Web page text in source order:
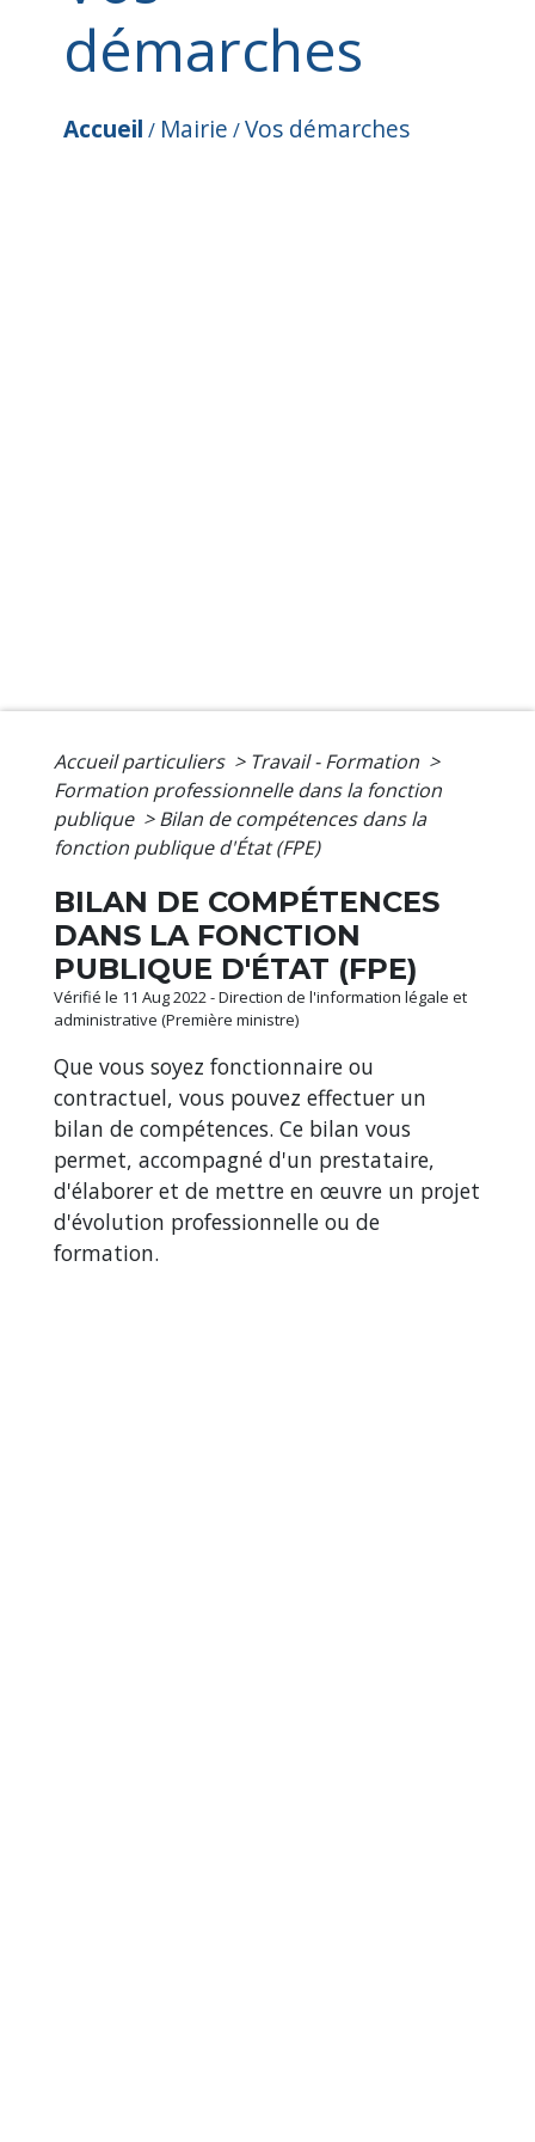
démarches
Accueil / Mairie /Vos démarches
Accueil particuliers > Travail - Formation >
Formation professionnelle dans la fonction
publique > Bilan de compétences dans la
fonction publique d'État (FPE)
BILAN DE COMPÉTENCES
DANS LA FONCTION
PUBLIQUE D'ÉTAT (FPE)
Vérifié le 11 Aug 2022 - Direction de l'information légale et
administrative (Première ministre)
Que vous soyez fonctionnaire ou
contractuel, vous pouvez effectuer un
bilan de compétences. Ce bilan vous
permet, accompagné d'un prestataire,
d'élaborer et de mettre en œuvre un projet
d'évolution professionnelle ou de
formation.